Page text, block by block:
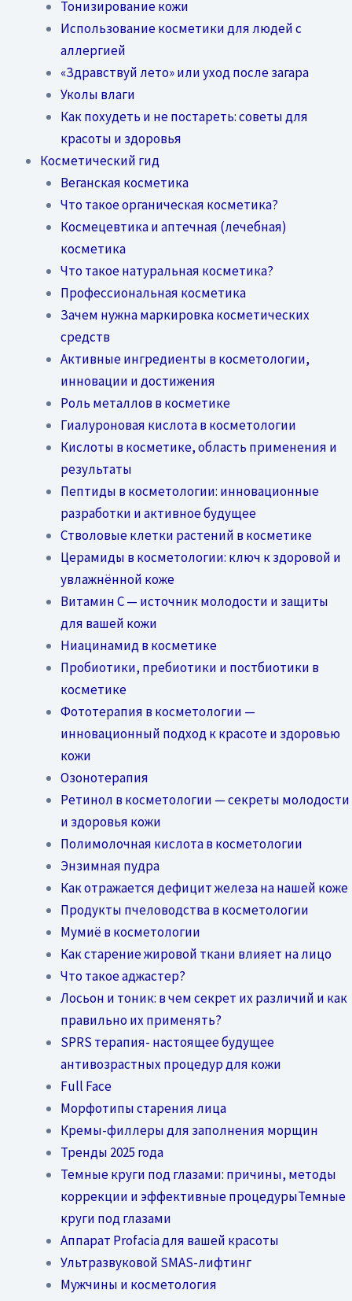
Тонизирование кожи
Использование косметики для людей с
аллергией
«Здравствуй лето» или уход после загара
Уколы влаги
Как похудеть и не постареть: советы для
красоты и здоровья
Косметический гид
Веганская косметика
Что такое органическая косметика?
Космецевтика и аптечная (лечебная)
косметика
Что такое натуральная косметика?
Профессиональная косметика
Зачем нужна маркировка косметических
средств
Активные ингредиенты в косметологии,
инновации и достижения
Роль металлов в косметике
Гиалуроновая кислота в косметологии
Кислоты в косметике, область применения и
результаты
Пептиды в косметологии: инновационные
разработки и активное будущее
Стволовые клетки растений в косметике
Церамиды в косметологии: ключ к здоровой и
увлажнённой коже
Витамин C — источник молодости и защиты
для вашей кожи
Ниацинамид в косметике
Пробиотики, пребиотики и постбиотики в
косметике
Фототерапия в косметологии —
инновационный подход к красоте и здоровью
кожи
Озонотерапия
Ретинол в косметологии — секреты молодости
и здоровья кожи
Полимолочная кислота в косметологии
Энзимная пудра
Как отражается дефицит железа на нашей коже
Продукты пчеловодства в косметологии
Мумиё в косметологии
Как старение жировой ткани влияет на лицо
Что такое аджастер?
Лосьон и тоник: в чем секрет их различий и как
правильно их применять?
SPRS терапия- настоящее будущее
антивозрастных процедур для кожи
Full Face
Морфотипы старения лица
Кремы-филлеры для заполнения морщин
Тренды 2025 года
Темные круги под глазами: причины, методы
коррекции и эффективные процедурыТемные
круги под глазами
Аппарат Profacia для вашей красоты
Ультразвуковой SMAS-лифтинг
Мужчины и косметология